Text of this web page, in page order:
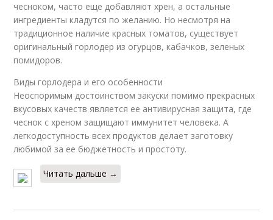
чесноком, часто еще добавляют хрен, а остальные
ингредиенты кладутся по желанию. Но несмотря на
традиционное наличие красных томатов, существует
оригинальный горлодер из огурцов, кабачков, зеленых
помидоров.
Виды горлодера и его особенности
Неоспоримым достоинством закуски помимо прекрасных
вкусовых качеств является ее антивирусная защита, где
чеснок с хреном защищают иммунитет человека. А
легкодоступность всех продуктов делает заготовку
любимой за ее бюджетность и простоту.
Читать дальше →